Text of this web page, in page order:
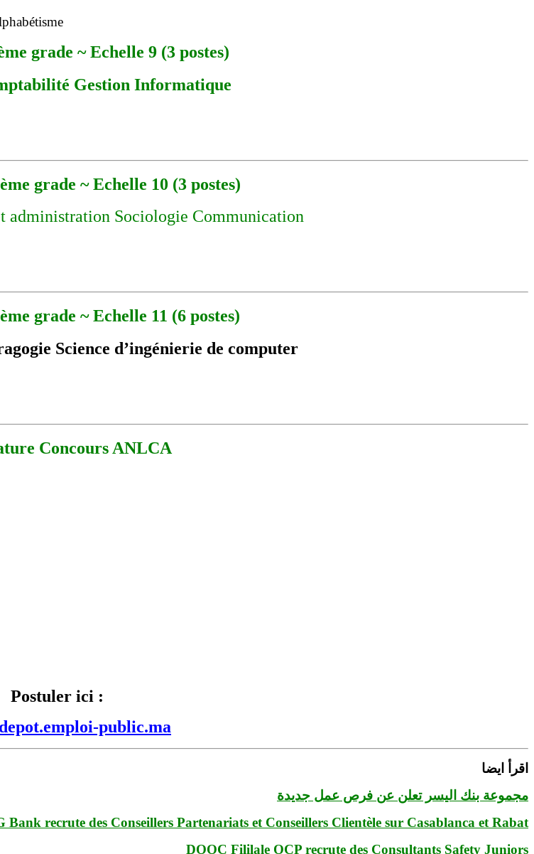
grade ~ Echelle 9 (3 postes)
Gestion Informatique
grade ~ Echelle 10 (3 postes)
administration Sociologie Communication
grade ~ Echelle 11 (6 postes)
Science d’ingénierie de computer
Concours ANLCA
Postuler ici :
public.ma
اقرأ ايضا
مجموعة بنك اليسر تعلن عن فرص عمل جديدة
Bank recrute des Conseillers Partenariats et Conseillers Clientèle sur Casablanca et Rabat
DOOC Fililale OCP recrute des Consultants Safety Juniors